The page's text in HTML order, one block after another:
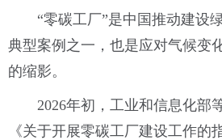
“零碳工厂”是中国推动建设
典型案例之一，也是应对气候变
的缩影。
2026年初，工业和信息化部
《关于开展零碳工厂建设工作的